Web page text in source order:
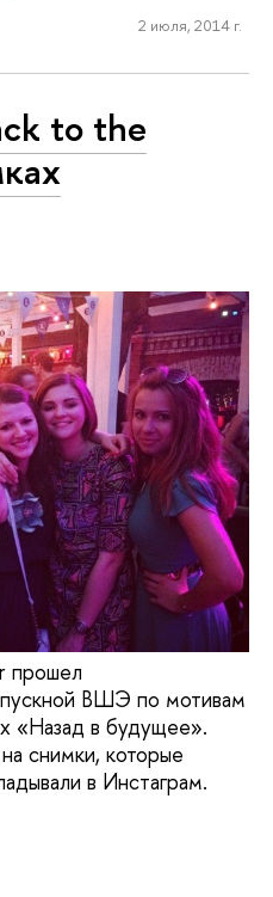
2 июля, 2014 г.
to the
прошел
ВШЭ по мотивам
«Назад в будущее».
снимки, которые
в Инстаграм.